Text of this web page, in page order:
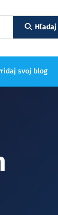
Hľadaj
svoj blog